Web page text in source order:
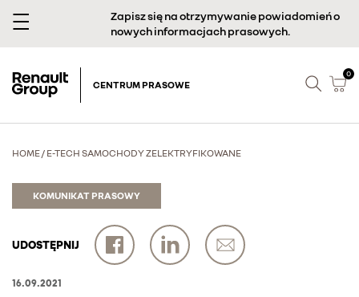
Zapisz się na otrzymywanie powiadomień o
nowych informacjach prasowych.
CENTRUM PRASOWE
0
HOME/ E-TECH SAMOCHODY ZELEKTRYFIKOWANE
KOMUNIKAT PRASOWY
UDOSTĘPNIJ
16.09.2021